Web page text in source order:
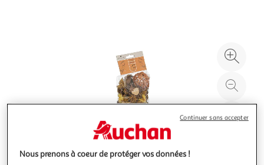
à
Nous prenons à coeur de protéger vos données !
Continuer sans accepter